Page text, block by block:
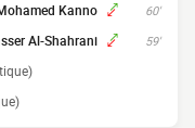
60'
Kanno
59'
Al-Shahrani